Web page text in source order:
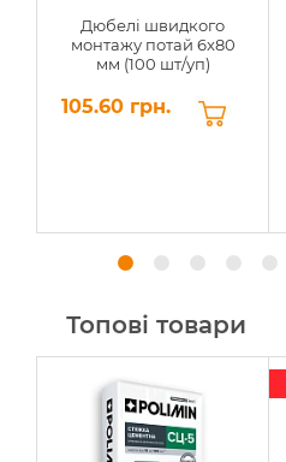
Дюбелі швидкого
монтажу потай 6x80
мм (100 шт/уп)
105.60 грн.
Топові товари